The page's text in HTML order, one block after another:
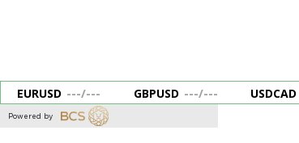
EURUSD ---/--- GBPUSD ---/--- USDCAD
Powered by